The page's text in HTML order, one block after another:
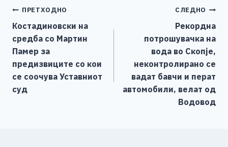
b
o
o
k
n
g
er
Li
n
k
Навигација
на
напис
ПРЕТХОДНО
Костадиновски на
средба со Мартин
Памер за
предизвиците со кои
се соочува Уставниот
суд
СЛЕДНО
Рекордна
потрошувачка на
вода во Скопје,
неконтролирано се
вадат бавчи и перат
автомобили, велат од
Водовод